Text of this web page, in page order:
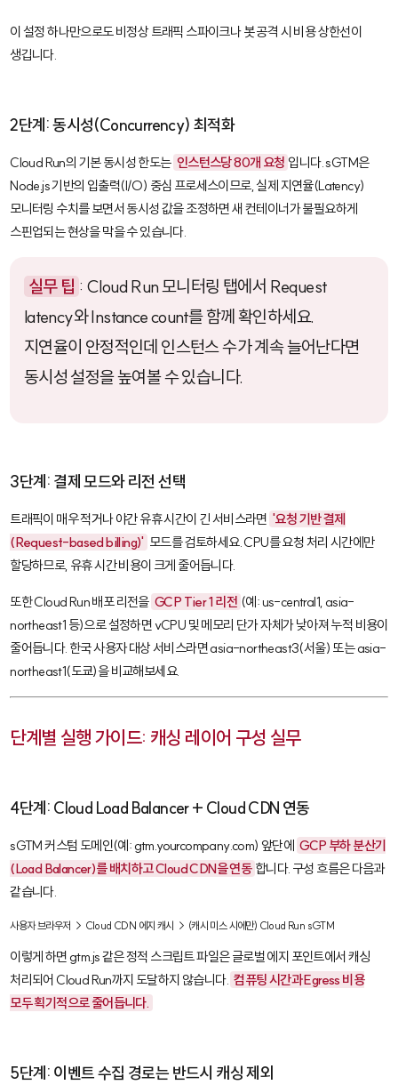
이 설정 하나만으로도 비정상 트래픽 스파이크나 봇 공격 시 비용 상한선이
생깁니다.
2단계: 동시성(Concurrency) 최적화
Cloud Run의 기본 동시성 한도는 인스턴스당 80개 요청 입니다. sGTM은
Node.js 기반의 입출력(I/O) 중심 프로세스이므로, 실제 지연율(Latency)
모니터링 수치를 보면서 동시성 값을 조정하면 새 컨테이너가 불필요하게
스핀업되는 현상을 막을 수 있습니다.
실무 팁 : Cloud Run 모니터링 탭에서 Request
latency와Instance count를 함께 확인하세요.
지연율이 안정적인데 인스턴스 수가 계속 늘어난다면
동시성 설정을 높여볼 수 있습니다.
3단계: 결제 모드와 리전 선택
트래픽이 매우 적거나 야간 유휴 시간이 긴 서비스라면 '요청 기반 결제
(Request-based billing)' 모드를 검토하세요. CPU를 요청 처리 시간에만
할당하므로, 유휴 시간 비용이 크게 줄어듭니다.
또한 Cloud Run 배포 리전을 GCP Tier 1 리전 (예:us-central1, asia-
northeast1 등)으로 설정하면 vCPU 및 메모리 단가 자체가 낮아져 누적 비용이
줄어듭니다. 한국 사용자 대상 서비스라면asia-northeast3(서울) 또는asia-
northeast1(도쿄)을 비교해보세요.
단계별 실행 가이드: 캐싱 레이어 구성 실무
4단계: Cloud Load Balancer + Cloud CDN 연동
sGTM 커스텀 도메인(예: gtm.yourcompany.com) 앞단에 GCP 부하 분산기
(Load Balancer)를 배치하고 Cloud CDN을 연동 합니다. 구성 흐름은 다음과
같습니다.
사용자 브라우저 → Cloud CDN 에지 캐시 → (캐시 미스 시에만) Cloud Run sGTM
이렇게 하면 gtm.js같은 정적 스크립트 파일은 글로벌 에지 포인트에서 캐싱
처리되어 Cloud Run까지 도달하지 않습니다. 컴퓨팅 시간과 Egress 비용
모두 획기적으로 줄어듭니다.
5단계: 이벤트 수집 경로는 반드시 캐싱 제외